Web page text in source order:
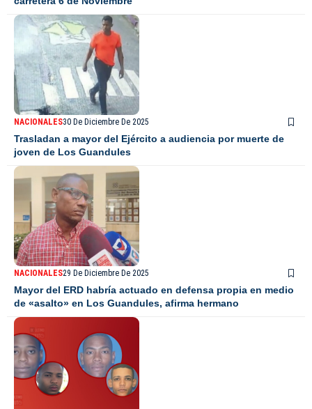
NACIONALES30 De Diciembre De 2025
Trasladan a mayor del Ejército a audiencia por muerte de
joven de Los Guandules
NACIONALES29 De Diciembre De 2025
Mayor del ERD habría actuado en defensa propia en medio
de «asalto» en Los Guandules, afirma hermano